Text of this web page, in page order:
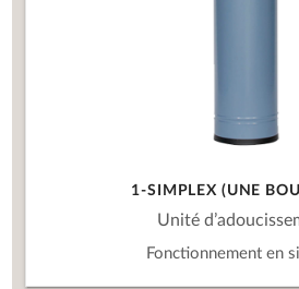
1-SIMPLEX (UNE
Unité
Fonctionnement en